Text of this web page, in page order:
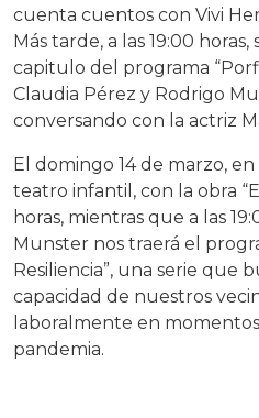
cuenta cuentos con Vivi
Más tarde, a las 19:00
capitulo del programa
Claudia Pérez y Rodrigo
conversando con la actriz
El domingo 14 de marzo,
teatro infantil, con la obra
horas, mientras que a las
Munster nos traerá el
Resiliencia”, una serie que
capacidad de nuestros
laboralmente en
pandemia.